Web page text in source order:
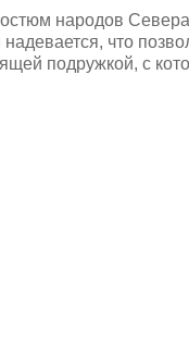
народов
что
подружкой, с